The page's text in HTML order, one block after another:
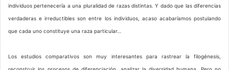
individuos pertenecería a una pluralidad de razas distintas. Y dado que las diferencias
verdaderas e irreductibles son entre los individuos, acaso acabaríamos postulando
que cada uno constituye una raza particular…
Los estudios comparativos son muy interesantes para rastrear la filogénesis,